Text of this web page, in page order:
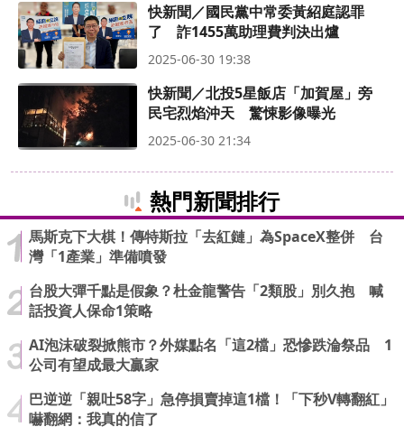
快新聞／國民黨中常委黃紹庭認罪
了 詐1455萬助理費判決出爐
2025-06-30 19:38
快新聞／北投5星飯店「加賀屋」旁
民宅烈焰沖天 驚悚影像曝光
2025-06-30 21:34
熱門新聞排行
馬斯克下大棋！傳特斯拉「去紅鏈」為SpaceX整併 台
灣「1產業」準備噴發
台股大彈千點是假象？杜金龍警告「2類股」別久抱 喊
話投資人保命1策略
AI泡沫破裂掀熊市？外媒點名「這2檔」恐慘跌淪祭品 1
公司有望成最大贏家
巴逆逆「親吐58字」急停損賣掉這1檔！「下秒V轉翻紅」
嚇翻網：我真的信了